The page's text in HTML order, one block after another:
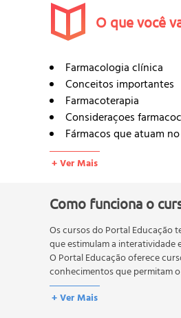
O que você
Farmacologia clínica
Conceitos importantes
Farmacoterapia
Consideraçoes
Fármacos que atuam
Sistema nervoso
Farmacologia do
Farmacologia do
Fármacos
Anticonvulsivantes
Antipsicóticos
Farmacoterapêutica da
Fármacos que atuam no
+ Ver Mais
Como funciona o
Os cursos do Portal Educação
que estimulam a interatividade
O Portal Educação oferece
conhecimentos que permitam
O MEC (Ministério da
pós-graduação. Os cursos
+ Ver Mais